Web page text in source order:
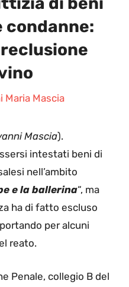
condanne:
Maria Mascia
Mascia).
intestati beni di
nell’ambito
e la ballerina“, ma
ha di fatto escluso
per alcuni
reato.
Penale, collegio B del